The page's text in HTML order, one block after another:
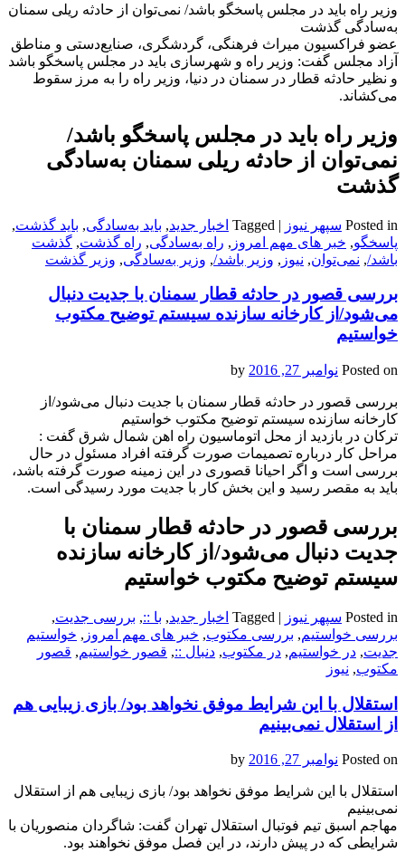
وزیر راه باید در مجلس پاسخگو باشد/ نمی‌توان از حادثه ریلی سمنان
به‌سادگی گذشت
عضو فراکسیون میراث فرهنگی، گردشگری، صنایع‌دستی و مناطق
آزاد مجلس گفت: وزیر راه و شهرسازی باید در مجلس پاسخگو باشد
و نظیر حادثه قطار در سمنان در دنیا، وزیر راه را به مرز سقوط
می‌کشاند.
وزیر راه باید در مجلس پاسخگو باشد/
نمی‌توان از حادثه ریلی سمنان به‌سادگی
گذشت
Posted in سپهر نیوز |
Tagged اخبار جدید, باید به‌سادگی, باید گذشت,
پاسخگو, خبر های مهم امروز , راه به‌سادگی, راه گذشت, گذشت
باشد/, نمی‌توان, نیوز , وزیر باشد/, وزیر به‌سادگی, وزیر گذشت
بررسی قصور در حادثه قطار سمنان با جدیت دنبال
می‌شود/از کارخانه سازنده سیستم توضیح مکتوب
خواستیم
Posted on نوامبر 27, 2016
بررسی قصور در حادثه قطار سمنان با جدیت دنبال می‌شود/از
کارخانه سازنده سیستم توضیح مکتوب خواستیم
ترکان در بازدید از محل اتوماسیون راه اهن شمال شرق گفت :
مراحل کار درباره تصمیمات صورت گرفته افراد مسئول در حال
بررسی است و اگر احیانا قصوری در این زمینه صورت گرفته باشد،
باید به مقصر رسید و این بخش کار با جدیت مورد رسیدگی است.
بررسی قصور در حادثه قطار سمنان با
جدیت دنبال می‌شود/از کارخانه سازنده
سیستم توضیح مکتوب خواستیم
Posted in سپهر نیوز |
Tagged اخبار جدید, با ::, بررسی جدیت,
بررسی خواستیم, بررسی مکتوب, خبر های مهم امروز , خواستیم
جدیت, در خواستیم, در مکتوب, دنبال ::, قصور خواستیم, قصور
مکتوب, نیوز
استقلال با این شرایط موفق نخواهد بود/ بازی زیبایی هم
از استقلال نمی‌بینیم
Posted on نوامبر 27, 2016
استقلال با این شرایط موفق نخواهد بود/ بازی زیبایی هم از استقلال
نمی‌بینیم
مهاجم اسبق تیم فوتبال استقلال تهران گفت: شاگردان منصوریان با
شرایطی که در پیش دارند، در این فصل موفق نخواهند بود.